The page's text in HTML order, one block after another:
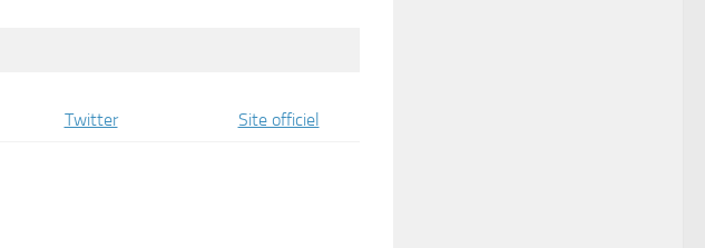
Twitter Site officiel